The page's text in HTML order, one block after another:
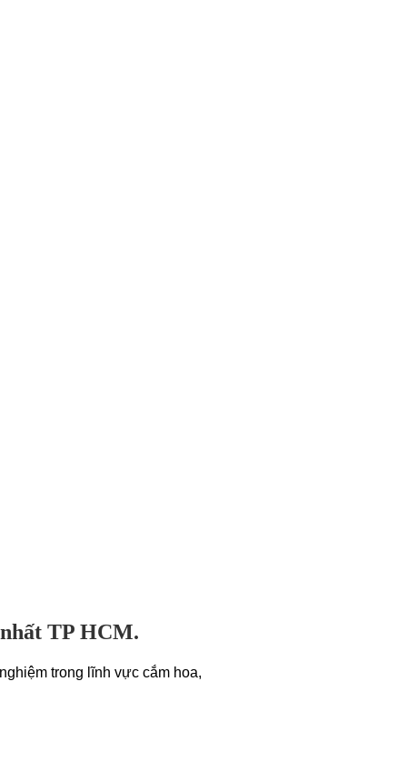
TP HCM.
trong lĩnh vực cắm hoa,